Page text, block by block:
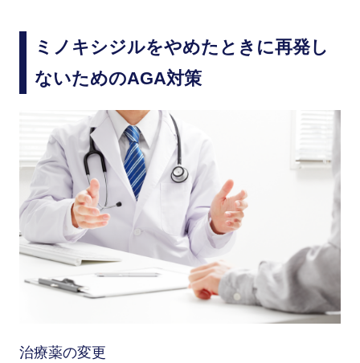
ミノキシジルをやめたときに再発し
ないためのAGA対策
治療薬の変更